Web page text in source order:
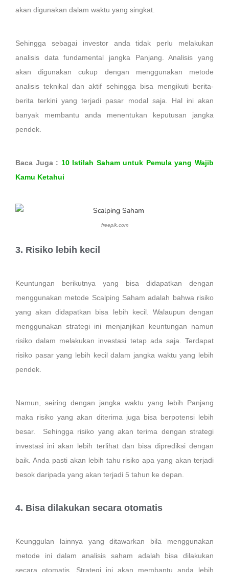
akan digunakan dalam waktu yang singkat.
Sehingga sebagai investor anda tidak perlu melakukan
analisis data fundamental jangka Panjang. Analisis yang
akan digunakan cukup dengan menggunakan metode
analisis teknikal dan aktif sehingga bisa mengikuti berita-
berita terkini yang terjadi pasar modal saja. Hal ini akan
banyak membantu anda menentukan keputusan jangka
pendek.
Baca Juga : 10 Istilah Saham untuk Pemula yang Wajib
Kamu Ketahui
freepik.com
3. Risiko lebih kecil
Keuntungan berikutnya yang bisa didapatkan dengan
menggunakan metode Scalping Saham adalah bahwa risiko
yang akan didapatkan bisa lebih kecil. Walaupun dengan
menggunakan strategi ini menjanjikan keuntungan namun
risiko dalam melakukan investasi tetap ada saja. Terdapat
risiko pasar yang lebih kecil dalam jangka waktu yang lebih
pendek.
Namun, seiring dengan jangka waktu yang lebih Panjang
maka risiko yang akan diterima juga bisa berpotensi lebih
besar. Sehingga risiko yang akan terima dengan strategi
investasi ini akan lebih terlihat dan bisa diprediksi dengan
baik. Anda pasti akan lebih tahu risiko apa yang akan terjadi
besok daripada yang akan terjadi 5 tahun ke depan.
4. Bisa dilakukan secara otomatis
Keunggulan lainnya yang ditawarkan bila menggunakan
metode ini dalam analisis saham adalah bisa dilakukan
secara otomatis. Strategi ini akan membantu anda lebih